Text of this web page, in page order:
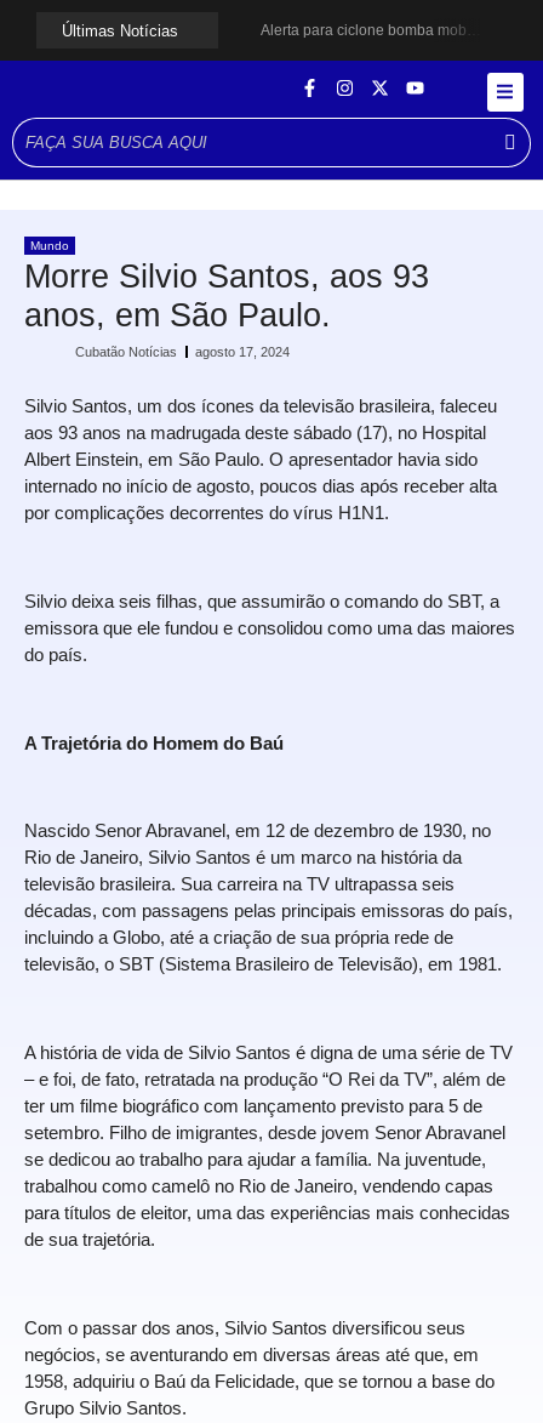
Últimas Notícias
Alerta para ciclone bomba mobiliza moradores de Cubatão após estragos causados por vendaval
Santos avança com proposta para municipalizar manutenção das calçadas
Mundo
Morre Silvio Santos, aos 93
anos, em São Paulo.
Cubatão Notícias agosto 17, 2024
Silvio Santos, um dos ícones da televisão brasileira, faleceu
aos 93 anos na madrugada deste sábado (17), no Hospital
Albert Einstein, em São Paulo. O apresentador havia sido
internado no início de agosto, poucos dias após receber alta
por complicações decorrentes do vírus H1N1.
Silvio deixa seis filhas, que assumirão o comando do SBT, a
emissora que ele fundou e consolidou como uma das maiores
do país.
A Trajetória do Homem do Baú
Nascido Senor Abravanel, em 12 de dezembro de 1930, no
Rio de Janeiro, Silvio Santos é um marco na história da
televisão brasileira. Sua carreira na TV ultrapassa seis
décadas, com passagens pelas principais emissoras do país,
incluindo a Globo, até a criação de sua própria rede de
televisão, o SBT (Sistema Brasileiro de Televisão), em 1981.
A história de vida de Silvio Santos é digna de uma série de TV
– e foi, de fato, retratada na produção “O Rei da TV”, além de
ter um filme biográfico com lançamento previsto para 5 de
setembro. Filho de imigrantes, desde jovem Senor Abravanel
se dedicou ao trabalho para ajudar a família. Na juventude,
trabalhou como camelô no Rio de Janeiro, vendendo capas
para títulos de eleitor, uma das experiências mais conhecidas
de sua trajetória.
Com o passar dos anos, Silvio Santos diversificou seus
negócios, se aventurando em diversas áreas até que, em
1958, adquiriu o Baú da Felicidade, que se tornou a base do
Grupo Silvio Santos.